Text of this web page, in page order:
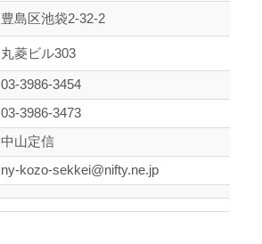
豊島区池袋2-32-2
丸菱ビル303
03-3986-3454
03-3986-3473
中山定信
ny-kozo-sekkei@nifty.ne.jp